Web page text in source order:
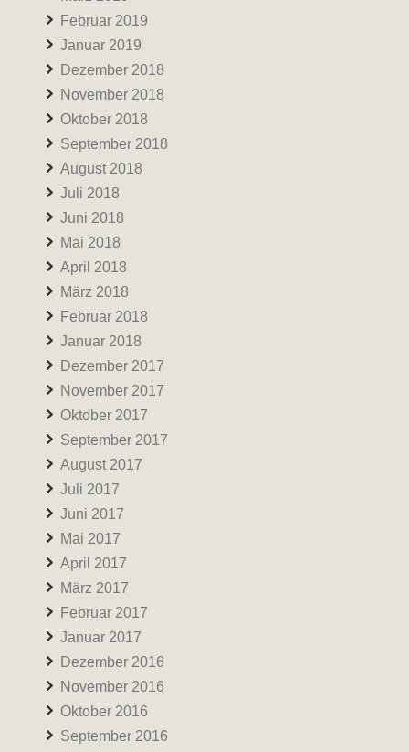
Februar 2019
Januar 2019
Dezember 2018
November 2018
Oktober 2018
September 2018
August 2018
Juli 2018
Juni 2018
Mai 2018
April 2018
März 2018
Februar 2018
Januar 2018
Dezember 2017
November 2017
Oktober 2017
September 2017
August 2017
Juli 2017
Juni 2017
Mai 2017
April 2017
März 2017
Februar 2017
Januar 2017
Dezember 2016
November 2016
Oktober 2016
September 2016